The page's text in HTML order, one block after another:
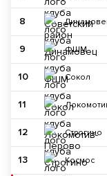
8
9 ФШМ
10 Сокол
11
12 Строгино
13 Космос